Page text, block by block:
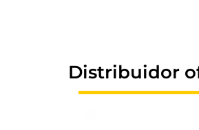
Distribuidor